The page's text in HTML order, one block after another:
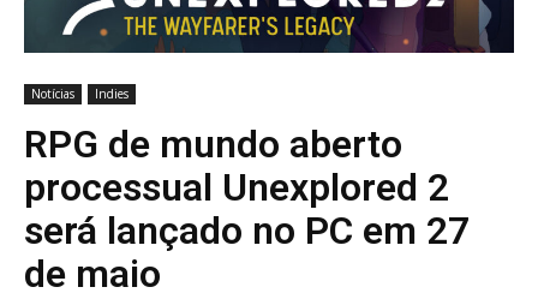
Notícias Indies
RPG de mundo aberto
processual Unexplored 2
será lançado no PC em 27
de maio